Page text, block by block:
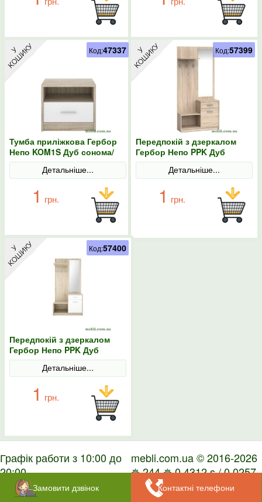
Тумба приліжкова Гербор
Непо KOM1S Дуб сонома/
Німфея альба
Детальніше...
1 грн.
Код:47337
Передпокій з дзеркалом
Гербор Непо PPK Дуб
сонома
Детальніше...
1 грн.
Код:57399
Передпокій з дзеркалом
Гербор Непо PPK Дуб
сонома/Німфея альба
Детальніше...
1 грн.
Код:57400
Графік работи з 10:00 до
20:00
mebli.com.ua © 2016-2026
✵ 244 ✵ 0.4312 s / 0.0257
Замовити дзвінок Контактні телефони